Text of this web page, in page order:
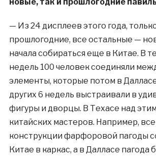
новые, так и прошлогодние
— Из 24 дисплеев этого года,
прошлогодние, все остальные —
начала собираться еще в Китае. В
недель 100 человек соединяли
элементы, которые потом в
других 6 недель выстраивали в
фигуры и дворцы. В Техасе над
китайских мастеров. Например,
конструкции фарфоровой пагоды
Китае в каркас, а в Далласе пагода